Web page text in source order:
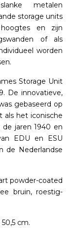
metalen
storage units
en zijn
of als
worden
Storage Unit
De innovatieve,
gebaseerd op
als het iconische
jaren 1940 en
EDU en ESU
de Nederlandse
powder-coated
bruin, roestig-
cm.